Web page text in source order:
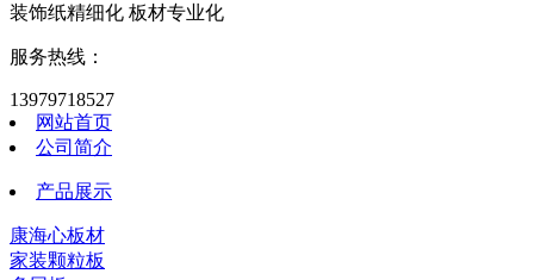
装饰纸精细化 板材专业化
服务热线：
13979718527
网站首页
公司简介
产品展示
康海心板材
家装颗粒板